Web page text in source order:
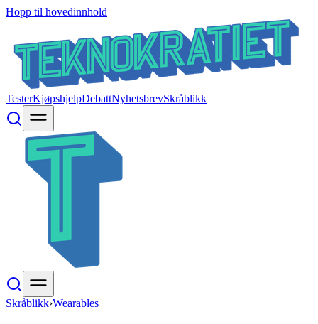
Hopp til hovedinnhold
TesterKjøpshjelpDebattNyhetsbrevSkråblikk
Skråblikk›Wearables